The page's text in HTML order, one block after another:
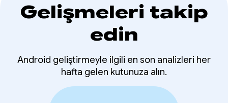
Gelişmeleri takip
edin
Android geliştirmeyle ilgili en son analizleri her
hafta gelen kutunuza alın.